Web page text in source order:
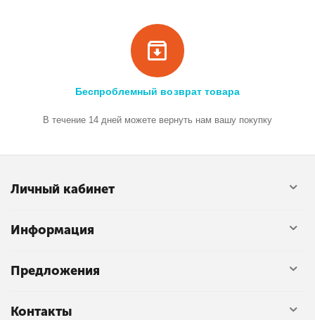
Беспроблемный возврат товара
В течение 14 дней можете вернуть нам вашу покупку
Личный кабинет
Информация
Предложения
Контакты